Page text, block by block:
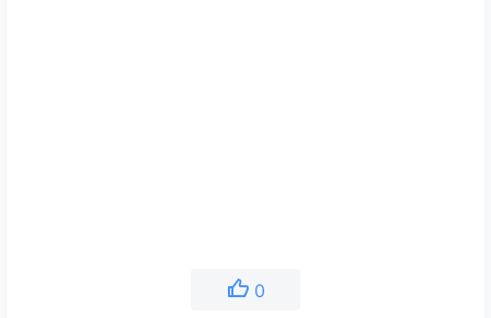
0